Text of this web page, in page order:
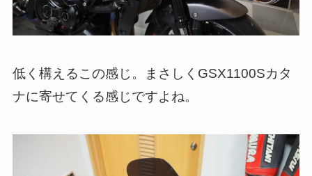
低く構えるこの感じ。まさしくGSX1100Sカタ
ナに寄せてくる感じですよね。